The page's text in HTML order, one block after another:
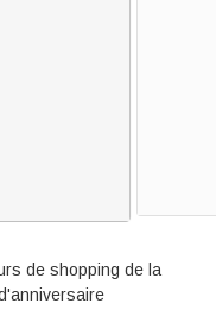
de shopping de la